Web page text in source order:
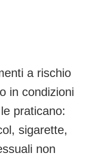
a rischio
in condizioni
praticano:
sigarette,
non